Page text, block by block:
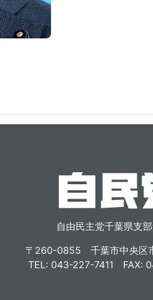
自由民主党千葉県支
〒260-0855 千葉市中央区
TEL: 043-227-7411 FAX: